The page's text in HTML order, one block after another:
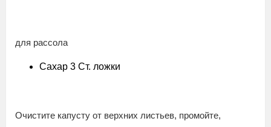
для рассола
Сахар 3 Ст. ложки
Очистите капусту от верхних листьев, промойте,